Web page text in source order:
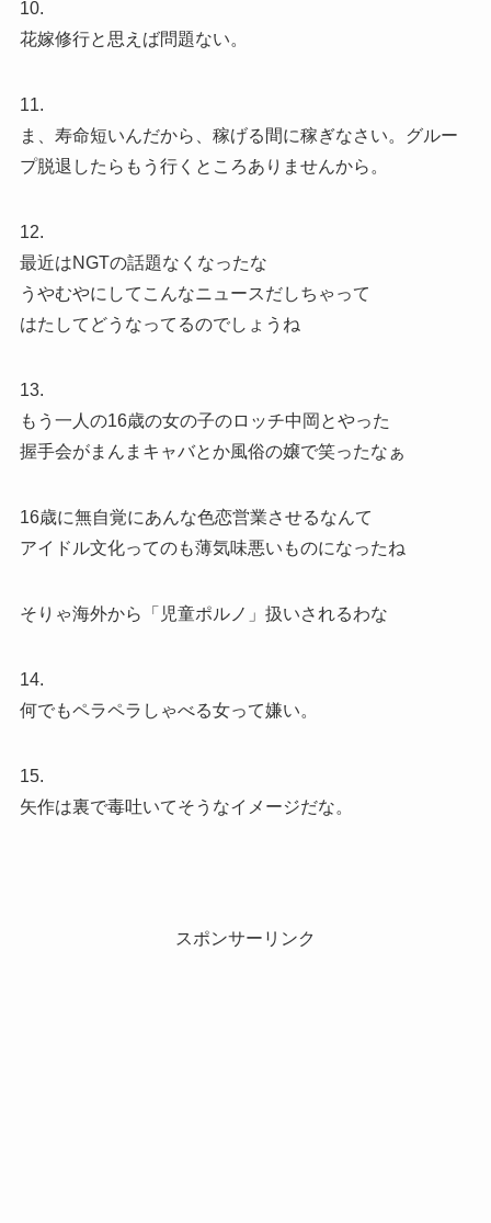
10.
花嫁修行と思えば問題ない。
11.
ま、寿命短いんだから、稼げる間に稼ぎなさい。グルー
プ脱退したらもう行くところありませんから。
12.
最近はNGTの話題なくなったな
うやむやにしてこんなニュースだしちゃって
はたしてどうなってるのでしょうね
13.
もう一人の16歳の女の子のロッチ中岡とやった
握手会がまんまキャバとか風俗の嬢で笑ったなぁ
16歳に無自覚にあんな色恋営業させるなんて
アイドル文化ってのも薄気味悪いものになったね
そりゃ海外から「児童ポルノ」扱いされるわな
14.
何でもペラペラしゃべる女って嫌い。
15.
矢作は裏で毒吐いてそうなイメージだな。
スポンサーリンク